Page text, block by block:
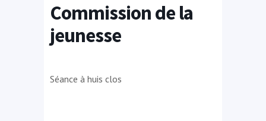
Commission de la
jeunesse
Séance à huis clos